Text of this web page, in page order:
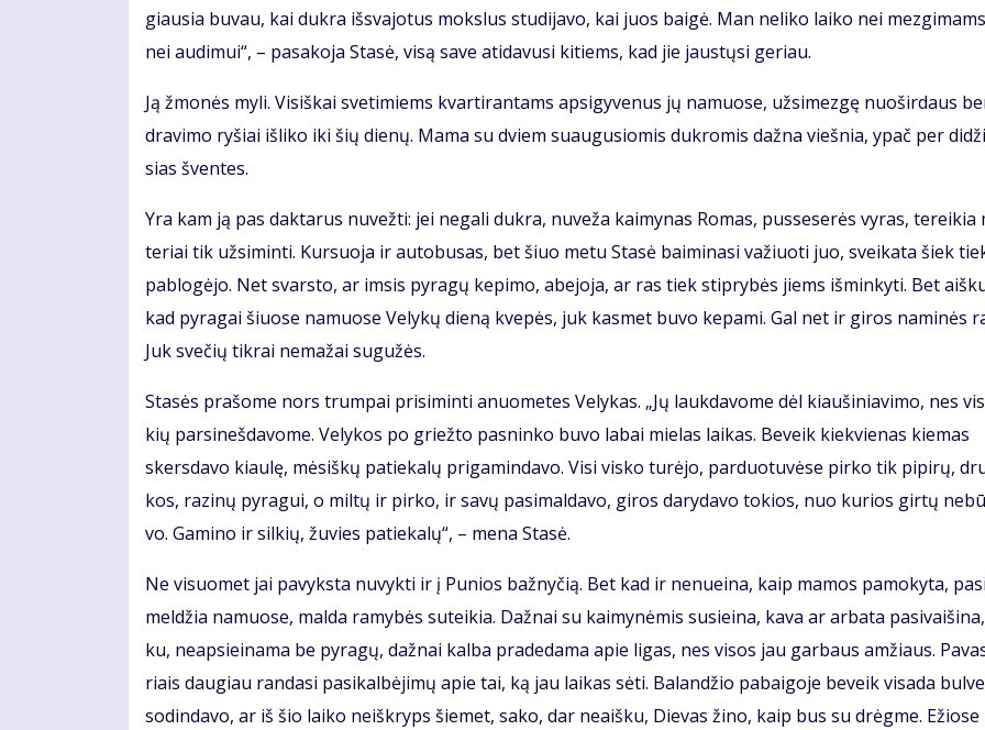
giau­sia bu­vau, kai duk­ra iš­sva­jo­tus moks­lus stu­di­ja­vo, kai juos bai­gė. Man ne­li­ko lai­ko nei
nei au­di­mui“, – pa­sa­ko­ja Sta­sė, vi­są sa­ve ati­da­vu­si ki­tiems, kad jie jaus­tų­si ge­riau.
Ją žmo­nės my­li. Vi­siš­kai sve­ti­miems kvar­ti­ran­tams ap­si­gy­ve­nus jų na­muo­se, už­si­mez­gę nuo­šir­daus
dra­vi­mo ry­šiai iš­li­ko iki šių die­nų. Ma­ma su dviem su­au­gu­sio­mis duk­ro­mis daž­na vieš­nia, ypač per
sias šven­tes.
Yra kam ją pas dak­ta­rus nu­vež­ti: jei ne­ga­li duk­ra, nu­ve­ža kai­my­nas Ro­mas, pus­se­se­rės vy­ras,
te­riai tik už­si­min­ti. Kur­suo­ja ir au­to­bu­sas, bet šiuo me­tu Sta­sė bai­mi­na­si va­žiuo­ti juo, svei­ka­ta šiek
pa­blo­gė­jo. Net svars­to, ar im­sis py­ra­gų ke­pi­mo, abe­jo­ja, ar ras tiek stip­ry­bės jiems iš­min­ky­ti. Bet
kad py­ra­gai šiuo­se na­muo­se Ve­ly­kų die­ną kve­pės, juk kas­met bu­vo ke­pa­mi. Gal net ir gi­ros na­mi­nės
Juk sve­čių tik­rai ne­ma­žai su­gu­žės.
Sta­sės pra­šo­me nors trum­pai pri­si­min­ti anuo­me­tes Ve­ly­kas. „Jų lauk­da­vo­me dėl kiau­ši­nia­vi­mo, nes
kių par­si­neš­da­vo­me. Ve­ly­kos po griež­to pas­nin­ko bu­vo la­bai mie­las lai­kas. Be­veik kiek­vie­nas kie­mas
skers­da­vo kiau­lę, mė­siš­kų pa­tie­ka­lų pri­ga­min­da­vo. Vi­si vis­ko tu­rė­jo, par­duo­tu­vė­se pir­ko tik pi­pi­rų,
kos, ra­zi­nų py­ra­gui, o mil­tų ir pir­ko, ir sa­vų pa­si­mal­da­vo, gi­ros da­ry­da­vo to­kios, nuo ku­rios gir­tų
vo. Ga­mi­no ir sil­kių, žu­vies pa­tie­ka­lų“, – me­na Sta­sė.
Ne vi­suo­met jai pa­vyks­ta nu­vyk­ti ir į Pu­nios baž­ny­čią. Bet kad ir ne­nu­ei­na, kaip ma­mos pa­mo­ky­ta,
mel­džia na­muo­se, mal­da ra­my­bės su­tei­kia. Daž­nai su kai­my­nė­mis su­si­ei­na, ka­va ar ar­ba­ta
ku, neap­si­ei­na­ma be py­ra­gų, daž­nai kal­ba pra­de­da­ma apie li­gas, nes vi­sos jau gar­baus am­žiaus.
riais dau­giau ran­da­si pa­si­kal­bė­ji­mų apie tai, ką jau lai­kas sė­ti. Ba­lan­džio pa­bai­go­je be­veik vi­sa­da
so­din­da­vo, ar iš šio lai­ko ne­iš­kryps šie­met, sa­ko, dar ne­aiš­ku, Die­vas ži­no, kaip bus su drėg­me.